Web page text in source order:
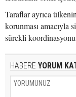
Taraflar ayrıca
korunması amacıyla
sürekli
HABERE YORUM